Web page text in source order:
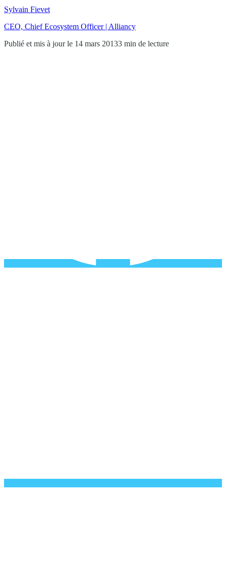
Sylvain Fievet
CEO, Chief Ecosystem Officer | Alliancy
Publié et mis à jour le 14 mars 20133 min de lecture